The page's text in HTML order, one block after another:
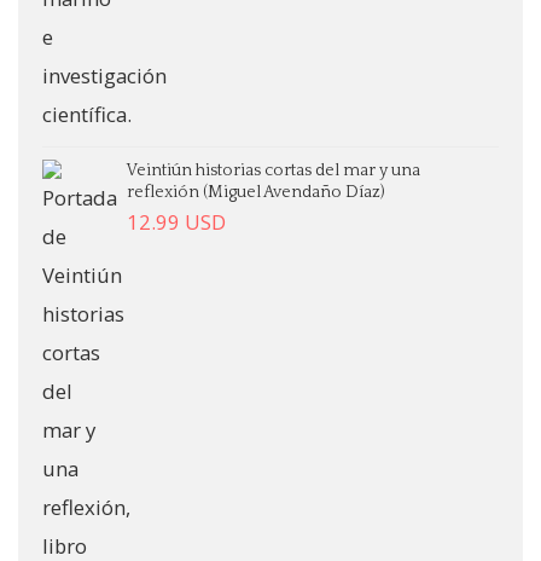
Veintiún historias cortas del mar y una
reflexión (Miguel Avendaño Díaz)
12.99 USD